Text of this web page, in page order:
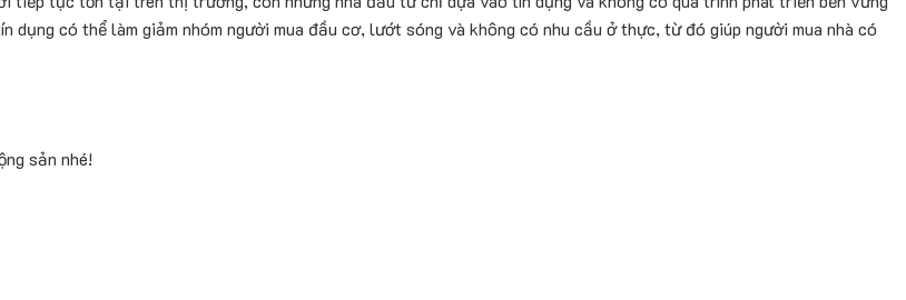
có thể làm giảm nhóm người mua đầu cơ, lướt sóng và không có nhu cầu ở thực, từ đó giúp người mua nhà có
sản nhé!